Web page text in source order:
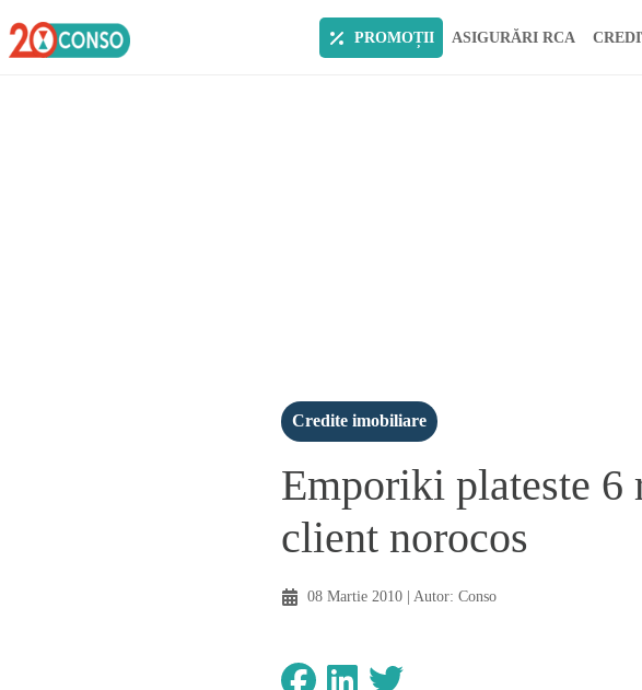
PROMOȚII ASIGURĂRI RCA
Credite imobiliare
Emporiki plateste 6
client norocos
08 Martie 2010| Autor: Conso